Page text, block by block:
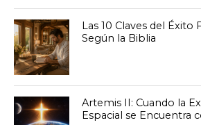
Las 10 Claves del Éxito
Según la Biblia
Artemis II: Cuando la
Espacial se Encuentra